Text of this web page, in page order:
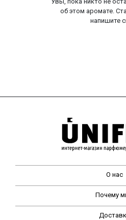
об этом аромате.
напишите
О нас
Почему